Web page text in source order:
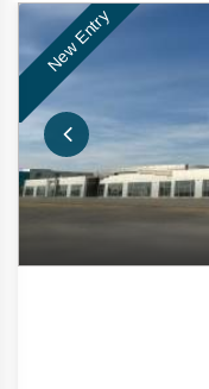
New Entry